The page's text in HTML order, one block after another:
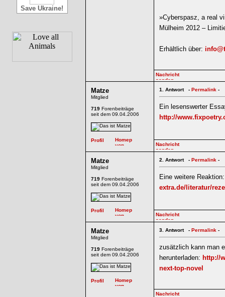
Save Ukraine!
»Cyberspasz, a real
Mülheim 2012 –
Erhältlich über:
Matze
Mitglied
719 Forenbeiträge
seit dem 09.04.2006
1. Antwort - Permalink -
Ein lesenswerter
http://
Matze
Mitglied
719 Forenbeiträge
seit dem 09.04.2006
2. Antwort - Permalink -
Eine weitere
extra.de/literatur/
Matze
Mitglied
719 Forenbeiträge
seit dem 09.04.2006
3. Antwort - Permalink -
zusätzlich kann man
herunterladen: http://
next-top-novel